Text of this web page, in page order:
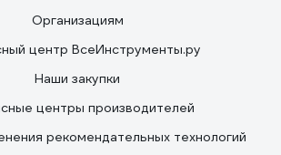
Организациям
центр ВсеИнструменты.ру
Наши закупки
центры производителей
рекомендательных технологий